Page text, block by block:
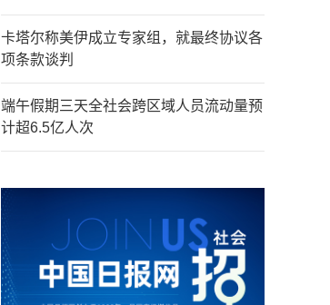
卡塔尔称美伊成立专家组，就最终协议各
项条款谈判
端午假期三天全社会跨区域人员流动量预
计超6.5亿人次